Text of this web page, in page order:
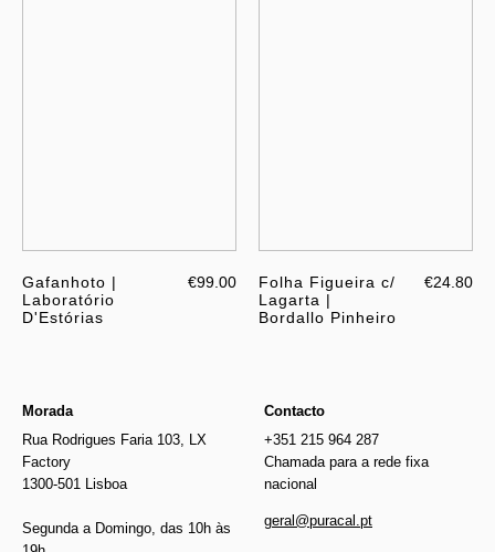
Gafanhoto |
Laboratório
D'Estórias
€99.00
Folha Figueira c/
Lagarta |
Bordallo Pinheiro
€24.80
Morada
Rua Rodrigues Faria 103, LX
Factory
1300-501 Lisboa
Segunda a Domingo, das 10h às
Contacto
+351 215 964 287
Chamada para a rede fixa
nacional
geral@puracal.pt